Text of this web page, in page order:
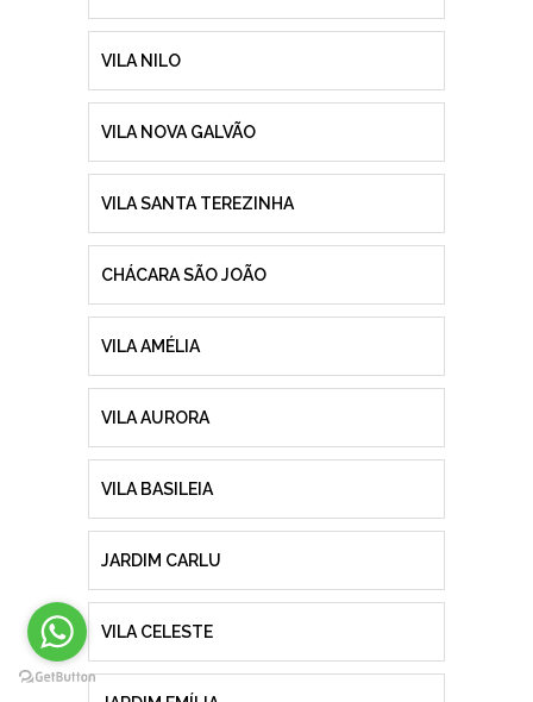
VILA NILO
VILA NOVA GALVÃO
VILA SANTA TEREZINHA
CHÁCARA SÃO JOÃO
VILA AMÉLIA
VILA AURORA
VILA BASILEIA
JARDIM CARLU
VILA CELESTE